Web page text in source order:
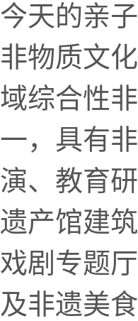
今天的亲
非物质文
域综合性
一，具有
演、教育
遗产馆建
戏剧专题
及非遗美